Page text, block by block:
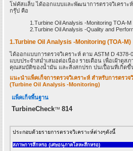
โฟคัสแล็บ ได้ออกแบบและพัฒนาการตรวจวิเคราะ
กรุ๊ป คือ
1.Turbine Oil Analysis -Monitoring TOA-M
2.Turbine Oil Analysis -Quality and
1.Turbine Oil Analysis -Monitoring (TOA-M)
ได้ออกแบบการตรวจวิเคราะห์ ตาม ASTM D
แบบประจำสม่ำเสมอต่อเนื่อง รายเดือน เพื่อเฝ้าดู
คุณสมบัติของน้ำมัน และสิ่งสกปรก ปนเปื้อนที่เกิดขึ้
แนะนำแพ็คเก็จการตรวจวิเคราะห์ สำหรับการตรวจ
(Turbine Oil Analysis -Monitoring)
แพ็คเก็จพื้นฐาน
TurbineCheck™ 814
ประกอบด้วยรายการตรวจวิเคราะห์ต่างๆดังนี้
สภาพการสึกหรอ (เศษอนุภาคโลหะสึกหรอ)